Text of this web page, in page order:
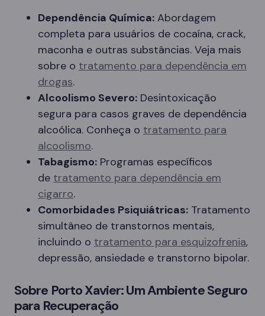
Dependência Química: Abordagem
completa para usuários de cocaína, crack,
maconha e outras substâncias. Veja mais
sobre o tratamento para dependência em
drogas.
Alcoolismo Severo: Desintoxicação
segura para casos graves de dependência
alcoólica. Conheça o tratamento para
alcoolismo.
Tabagismo: Programas específicos
de tratamento para dependência em
cigarro.
Comorbidades Psiquiátricas: Tratamento
simultâneo de transtornos mentais,
incluindo o tratamento para esquizofrenia,
depressão, ansiedade e transtorno bipolar.
Sobre Porto Xavier: Um Ambiente Seguro
para Recuperação